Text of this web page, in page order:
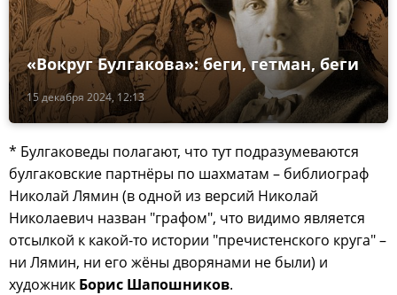
15 декабря 2024, 12:13
«Вокруг Булгакова»: беги, гетман, беги
* Булгаковеды полагают, что тут подразумеваются
булгаковские партнёры по шахматам – библиограф
Николай Лямин (в одной из версий Николай
Николаевич назван "графом", что видимо является
отсылкой к какой-то истории "пречистенского круга" –
ни Лямин, ни его жёны дворянами не были) и
художник Борис Шапошников.